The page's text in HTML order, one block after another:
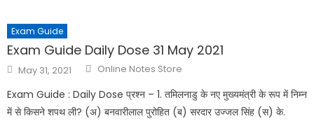
Exam Guide
Exam Guide Daily Dose 31 May 2021
May 31, 2021 Online Notes Store
Exam Guide : Daily Dose प्रश्न – 1. तमिलनाडु के नए मुख्यमंत्री के रूप में निम्न
में से किसने शपथ ली? (अ) बनवारीलाल पुरोहित (ब) सरदार उज्जल सिंह (स) के.